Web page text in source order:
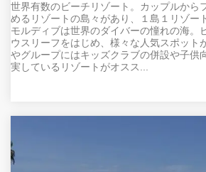
世界有数のビーチリゾート。カップルから
めるリゾートの島々があり、１島１リゾー
モルディブは世界のダイバーの憧れの海。
ウスリーフをはじめ、様々な人気スポット
やグループにはキッズクラブの併設や子供
実しているリゾートがオスス...